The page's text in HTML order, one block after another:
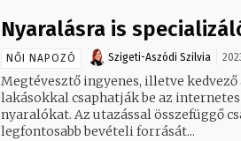
Nyaralásra is
NŐI NAPOZÓ Szigeti-Aszódi Szilvia
Megtévesztő ingyenes, illetve
lakásokkal csaphatják be az
nyaralókat. Az utazással összefüggő csalások az internetes bűnözők egyik
legfontosabb bevételi forrását...